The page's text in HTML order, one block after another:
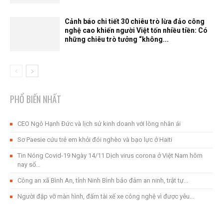
Cảnh báo chi tiết 30 chiêu trò lừa đảo công
nghệ cao khiến người Việt tốn nhiều tiền: Có
những chiêu trò tưởng “không...
PHỔ BIẾN NHẤT
CEO Ngô Hạnh Đức và lịch sử kinh doanh với lòng nhân ái
Sơ Paesie cứu trẻ em khỏi đói nghèo và bạo lực ở Haiti
Tin Nóng Covid-19 Ngày 14/11 Dịch virus corona ở Việt Nam hôm
nay số...
Công an xã Bình An, tỉnh Ninh Bình bảo đảm an ninh, trật tự...
Người đập vỡ màn hình, đấm tài xế xe công nghệ vì được yêu...